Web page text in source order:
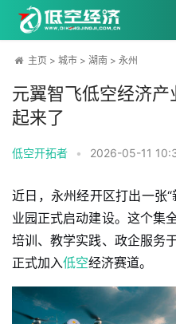
主页 > 城市 > 湖南 > 永州
元翼智飞低空经济产
起来了
低空开拓者 • 2026-05-11
近日，永州经开区打出一
业园正式启动建设。这个集
培训、教学实践、政企服务
正式加入低空经济赛道。